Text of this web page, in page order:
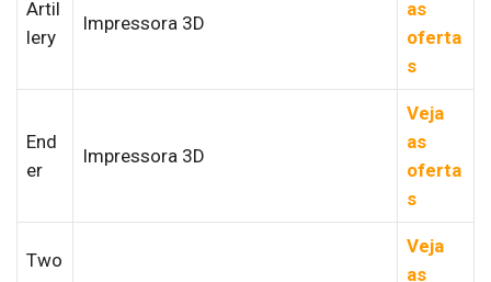
Artil
lery
Impressora 3D
as
oferta
s
End
er
Impressora 3D
Veja
as
oferta
s
Two
Veja
as